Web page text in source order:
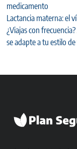
medicamento
Lactancia materna: el
¿Viajas con
se adapte a tu estilo